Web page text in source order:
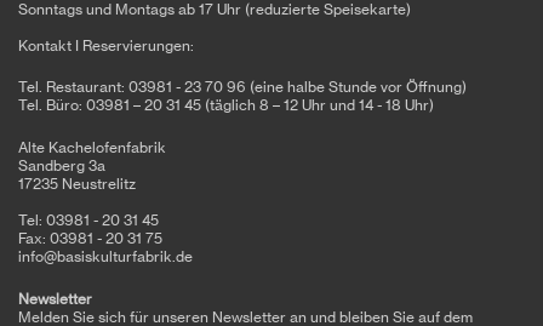
Alte Kachelofenfabrik
Sandberg 3a
17235 Neustrelitz
Tel: 03981 - 20 31 45
Fax: 03981 - 20 31 75
info@basiskulturfabrik.de
Sonntags und Montags ab 17 Uhr (reduzierte Speisekarte)
Kontakt I Reservierungen:
Tel. Restaurant: 03981 - 23 70 96 (eine halbe Stunde vor Öffnung)
Tel. Büro: 03981 – 20 31 45 (täglich 8 – 12 Uhr und 14 - 18 Uhr)
Newsletter
Melden Sie sich für unseren Newsletter an und bleiben Sie auf dem